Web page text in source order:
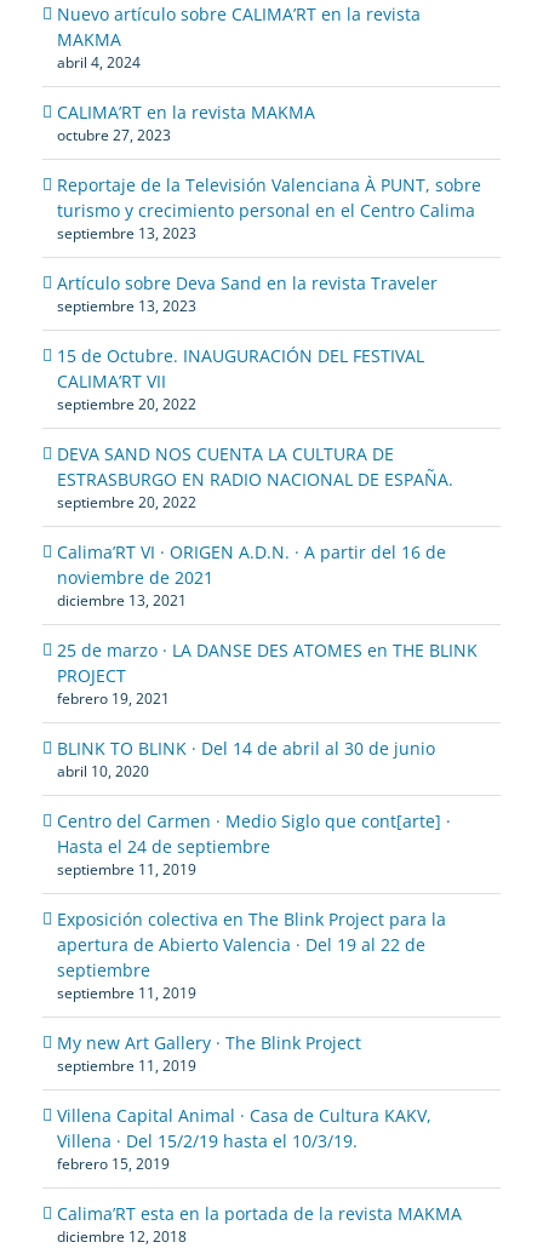
Nuevo artículo sobre CALIMA’RT en la revista
MAKMA
abril 4, 2024
CALIMA’RT en la revista MAKMA
octubre 27, 2023
Reportaje de la Televisión Valenciana À PUNT, sobre
turismo y crecimiento personal en el Centro Calima
septiembre 13, 2023
Artículo sobre Deva Sand en la revista Traveler
septiembre 13, 2023
15 de Octubre. INAUGURACIÓN DEL FESTIVAL
CALIMA’RT VII
septiembre 20, 2022
DEVA SAND NOS CUENTA LA CULTURA DE
ESTRASBURGO EN RADIO NACIONAL DE ESPAÑA.
septiembre 20, 2022
Calima’RT VI · ORIGEN A.D.N. · A partir del 16 de
noviembre de 2021
diciembre 13, 2021
25 de marzo · LA DANSE DES ATOMES en THE BLINK
PROJECT
febrero 19, 2021
BLINK TO BLINK · Del 14 de abril al 30 de junio
abril 10, 2020
Centro del Carmen · Medio Siglo que cont[arte] ·
Hasta el 24 de septiembre
septiembre 11, 2019
Exposición colectiva en The Blink Project para la
apertura de Abierto Valencia · Del 19 al 22 de
septiembre
septiembre 11, 2019
My new Art Gallery · The Blink Project
septiembre 11, 2019
Villena Capital Animal · Casa de Cultura KAKV,
Villena · Del 15/2/19 hasta el 10/3/19.
febrero 15, 2019
Calima’RT esta en la portada de la revista MAKMA
diciembre 12, 2018